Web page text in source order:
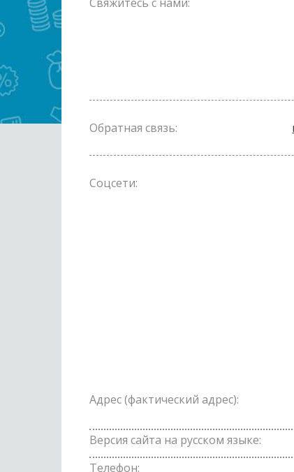
Обратная связь:
Соцсети:
Адрес (фактический адрес):
Версия сайта на русском языке:
Телефон: